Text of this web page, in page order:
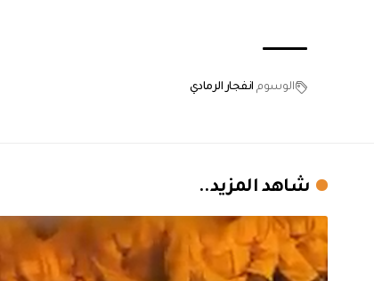
الوسوم انفجار الرمادي
شاهد المزيد..